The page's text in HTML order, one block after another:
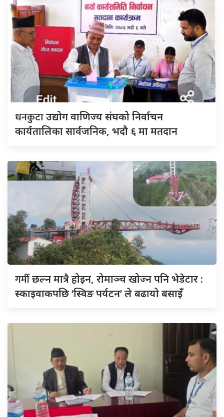
धनकुटाउद्योग वाणिज्य संघको निर्वाचन
कार्यतालिका सार्वजनिक, भदौ ६ मा मतदान
गर्मीछल्न मात्रै होइन, रोमाञ्च खोज्न पनि भेडेटार :
स्काइवाकपछि ‘स्विङ पर्यटन’ ले बढायो बसाइँ